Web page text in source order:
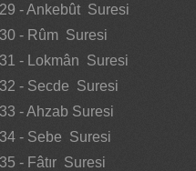
29 - Ankebût Suresi
30 - Rûm Suresi
31 - Lokmân Suresi
32 - Secde Suresi
33 - Ahzab Suresi
34 - Sebe Suresi
35 - Fâtır Suresi